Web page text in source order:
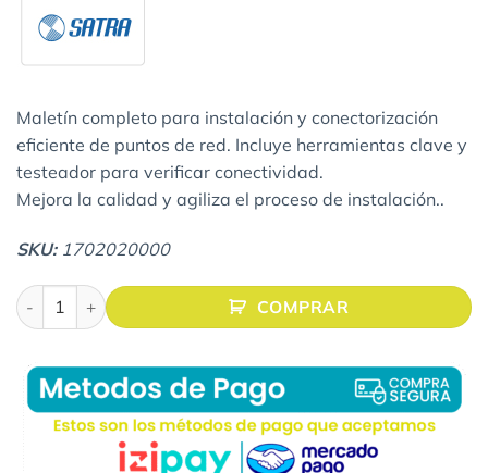
Maletín completo para instalación y conectorización
eficiente de puntos de red. Incluye herramientas clave y
testeador para verificar conectividad.
Mejora la calidad y agiliza el proceso de instalación..
SKU: 1702020000
KIT DE HERRAMIENTAS SATRA - MALETÍN cantidad
COMPRAR